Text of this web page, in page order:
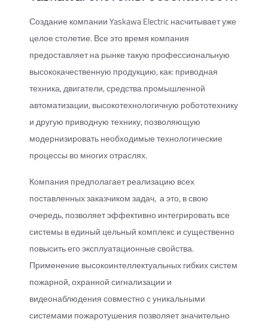
Создание компании Yaskawa Electric насчитывает уже
целое столетие. Все это время компания
предоставляет на рынке такую профессиональную
высококачественную продукцию, как: приводная
техника, двигатели, средства промышленной
автоматизации, высокотехнологичную робототехнику
и другую приводную технику, позволяющую
модернизировать необходимые технологические
процессы во многих отраслях.
Компания предполагает реализацию всех
поставленных заказчиком задач, а это, в свою
очередь, позволяет эффективно интегрировать все
системы в единый цельный комплекс и существенно
повысить его эксплуатационные свойства.
Применение высокоинтеллектуальных гибких систем
пожарной, охранной сигнализации и
видеонаблюдения совместно с уникальными
системами пожаротушения позволяет значительно